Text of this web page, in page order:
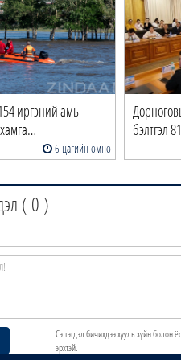
иргэний амь
6 цагийн өмнө
бэлтгэл
( 0 )
Сэтгэгдэл бичихдээ хууль зүйн болон
эрхтэй.